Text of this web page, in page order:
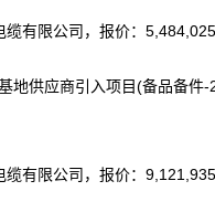
缆有限公司，报价：
地供应商引入项目(备品备
缆有限公司，报价：